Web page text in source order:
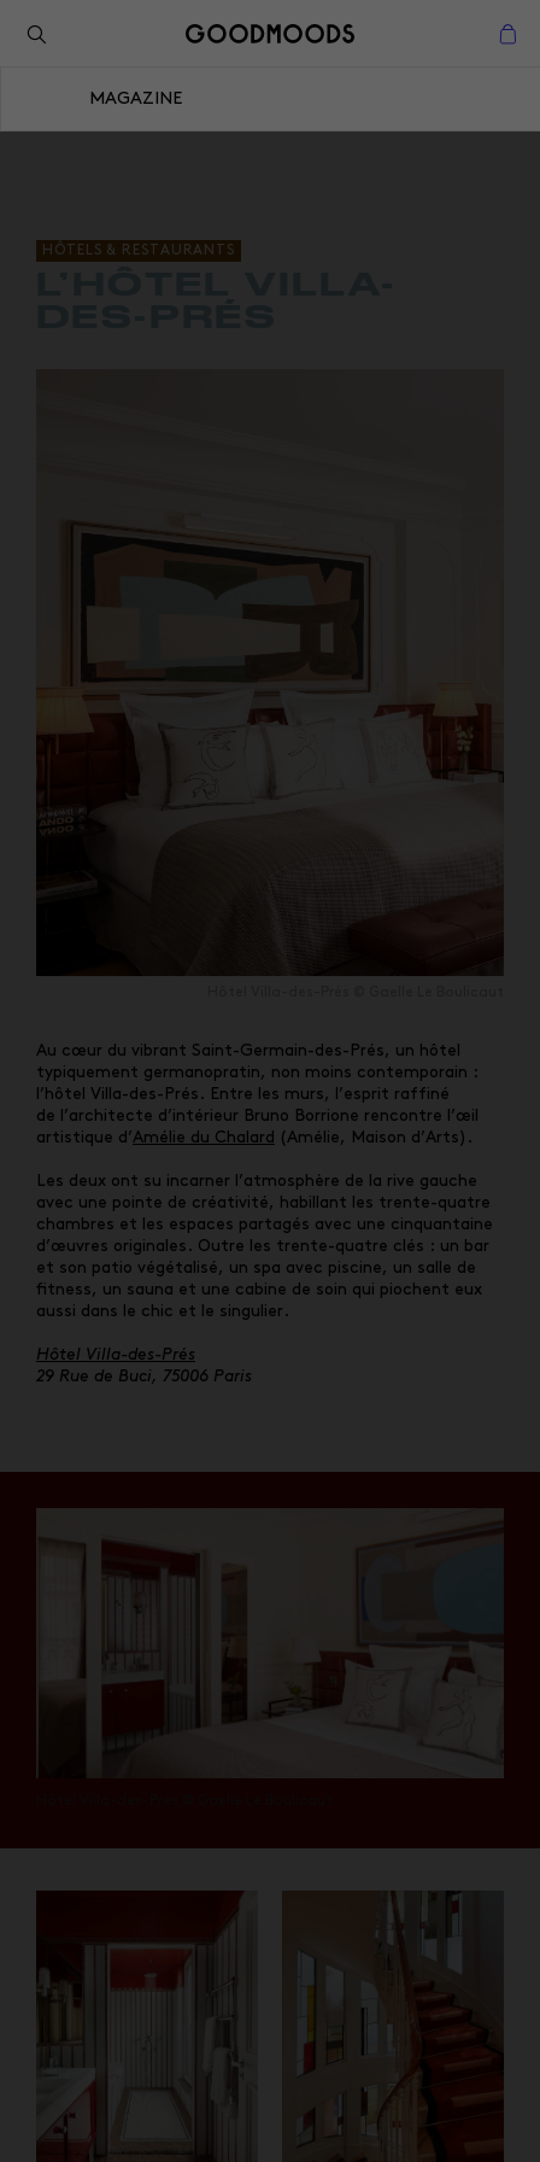
MAGAZINE
HÔTELS & RESTAURANTS
Au cœur du vibrant Saint-Germain-des-Prés, un hôtel
typiquement germanopratin, non moins contemporain :
l’hôtel Villa-des-Prés. Entre les murs, l’esprit raffiné
de l’architecte d’intérieur Bruno Borrione rencontre l’œil
artistique d’Amélie du Chalard (Amélie, Maison d’Arts).
Les deux ont su incarner l’atmosphère de la rive gauche
avec une pointe de créativité, habillant les trente-quatre
chambres et les espaces partagés avec une cinquantaine
d’œuvres originales. Outre les trente-quatre clés : un bar
et son patio végétalisé, un spa avec piscine, un salle de
ﬁtness, un sauna et une cabine de soin qui piochent eux
aussi dans le chic et le singulier.
Hôtel Villa-des-Prés
29 Rue de Buci, 75006 Paris
Retour à l'inspiration